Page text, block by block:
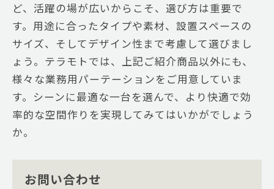
ど、活躍の場が広いからこそ、選び方は重要で
す。用途に合ったタイプや素材、設置スペースの
サイズ、そしてデザイン性まで考慮して選びまし
ょう。テラモトでは、上記ご紹介商品以外にも、
様々な業務用パーテーションをご用意していま
す。シーンに最適な一台を選んで、より快適で効
率的な空間作りを実現してみてはいかがでしょう
か。
お問い合わせ